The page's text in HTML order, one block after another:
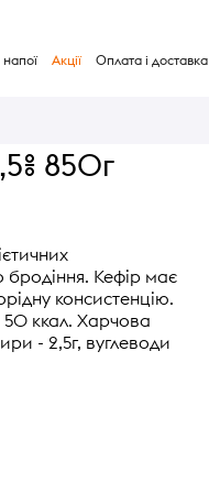
напої Акції Оплата і доставка
850г
бродіння. Кефір має
консистенцію.
50 ккал. Харчова
- 2,5г, вуглеводи